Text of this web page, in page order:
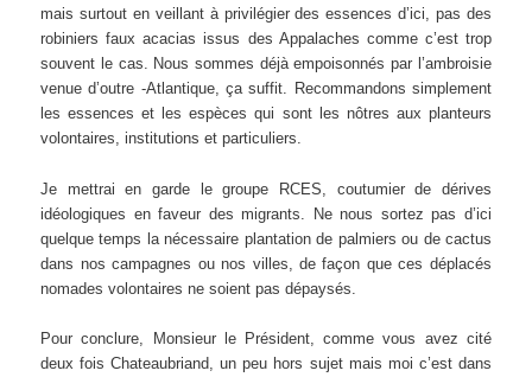
mais surtout en veillant à privilégier des essences d’ici, pas des
robiniers faux acacias issus des Appalaches comme c’est trop
souvent le cas. Nous sommes déjà empoisonnés par l’ambroisie
venue d’outre -Atlantique, ça suffit. Recommandons simplement
les essences et les espèces qui sont les nôtres aux planteurs
volontaires, institutions et particuliers.
Je mettrai en garde le groupe RCES, coutumier de dérives
idéologiques en faveur des migrants. Ne nous sortez pas d’ici
quelque temps la nécessaire plantation de palmiers ou de cactus
dans nos campagnes ou nos villes, de façon que ces déplacés
nomades volontaires ne soient pas dépaysés.
Pour conclure, Monsieur le Président, comme vous avez cité
deux fois Chateaubriand, un peu hors sujet mais moi c’est dans